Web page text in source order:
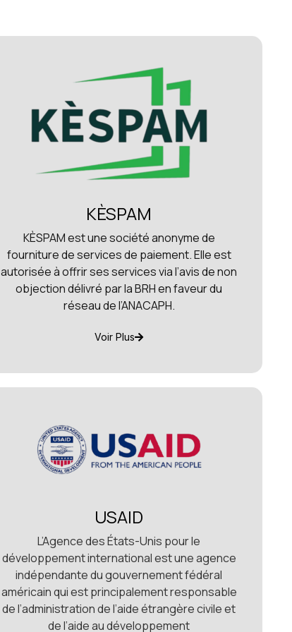
KÈSPAM
KÈSPAM est une société anonyme de
fourniture de services de paiement. Elle est
autorisée à offrir ses services via l’avis de non
objection délivré par la BRH en faveur du
réseau de l’ANACAPH.
Voir Plus
USAID
L’Agence des États-Unis pour le
développement international est une agence
indépendante du gouvernement fédéral
américain qui est principalement responsable
de l’administration de l’aide étrangère civile et
de l’aide au développement